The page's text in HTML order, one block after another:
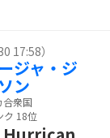
17:58）
ジャ・ジ
ン
合衆国
ク 18位